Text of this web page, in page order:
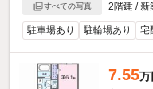
すべての写真
2階建 / 新
駐車場あり 駐輪場あり 宅
7.55万